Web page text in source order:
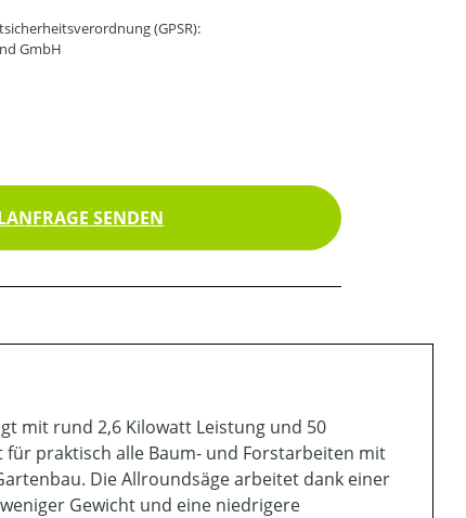
(GPSR):
GmbH
SENDEN
mit rund 2,6 Kilowatt Leistung und 50
praktisch alle Baum- und Forstarbeiten mit
Die Allroundsäge arbeitet dank einer
Gewicht und eine niedrigere